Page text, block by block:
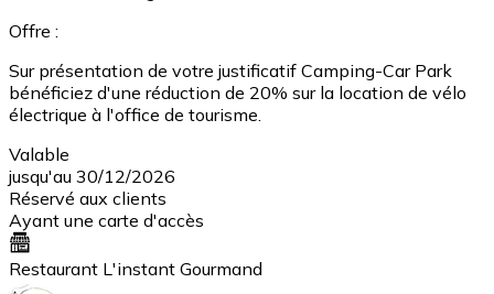
Offre :
Sur présentation de votre justificatif Camping-Car Park
bénéficiez d'une réduction de 20% sur la location de vélo
électrique à l'office de tourisme.
Valable
jusqu'au 30/12/2026
Réservé aux clients
Ayant une carte d'accès
Restaurant L'instant Gourmand